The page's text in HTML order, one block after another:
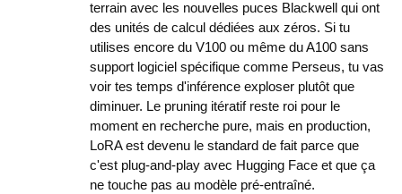
terrain avec les nouvelles puces Blackwell qui ont
des unités de calcul dédiées aux zéros. Si tu
utilises encore du V100 ou même du A100 sans
support logiciel spécifique comme Perseus, tu vas
voir tes temps d'inférence exploser plutôt que
diminuer. Le pruning itératif reste roi pour le
moment en recherche pure, mais en production,
LoRA est devenu le standard de fait parce que
c'est plug-and-play avec Hugging Face et que ça
ne touche pas au modèle pré-entraîné.